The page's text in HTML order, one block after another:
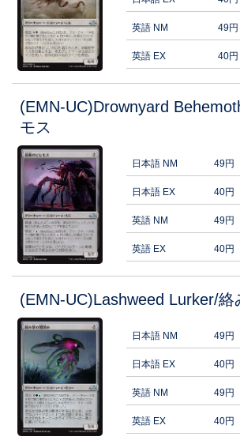
英語 NM 49円
英語 EX 40円
(EMN-UC)Drownyard
モス
日本語 NM 49円
日本語 EX 40円
英語 NM 49円
英語 EX 40円
(EMN-UC)Lashweed Lurker/絡
日本語 NM 49円
日本語 EX 40円
英語 NM 49円
英語 EX 40円